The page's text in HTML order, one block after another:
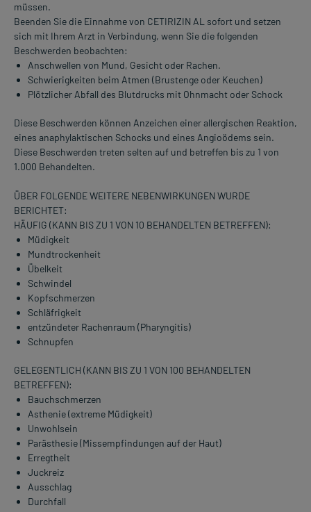
müssen.
Beenden Sie die Einnahme von CETIRIZIN AL sofort und setzen
sich mit Ihrem Arzt in Verbindung, wenn Sie die folgenden
Beschwerden beobachten:
Anschwellen von Mund, Gesicht oder Rachen.
Schwierigkeiten beim Atmen (Brustenge oder Keuchen)
Plötzlicher Abfall des Blutdrucks mit Ohnmacht oder Schock
Diese Beschwerden können Anzeichen einer allergischen Reaktion,
eines anaphylaktischen Schocks und eines Angioödems sein.
Diese Beschwerden treten selten auf und betreffen bis zu 1 von
1.000 Behandelten.
ÜBER FOLGENDE WEITERE NEBENWIRKUNGEN WURDE
BERICHTET:
HÄUFIG (KANN BIS ZU 1 VON 10 BEHANDELTEN BETREFFEN):
Müdigkeit
Mundtrockenheit
Übelkeit
Schwindel
Kopfschmerzen
Schläfrigkeit
entzündeter Rachenraum (Pharyngitis)
Schnupfen
GELEGENTLICH (KANN BIS ZU 1 VON 100 BEHANDELTEN
BETREFFEN):
Bauchschmerzen
Asthenie (extreme Müdigkeit)
Unwohlsein
Parästhesie (Missempfindungen auf der Haut)
Erregtheit
Juckreiz
Ausschlag
Durchfall